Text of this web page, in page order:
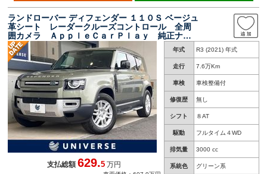
ランドローバー ディフェンダー １１０Ｓ ベージュ
革シート レーダークルーズコントロール 全周
囲カメラ ＡｐｐｌｅＣａｒＰｌａｙ 純正ナ
ビ 前席シートヒーター ブラインドスポット
レーンキープアシスト ＬＥＤヘッドライト Ｅ
ＴＣ車載器 禁煙車
年式 R3 (2021) 年式
走行 7.6万Km
車検 車検整備付
修復歴 無し
シフト ８AT
駆動 フルタイム４WD
排気量 3000 cc
系統色 グリーン系
支払総額629.5 万円